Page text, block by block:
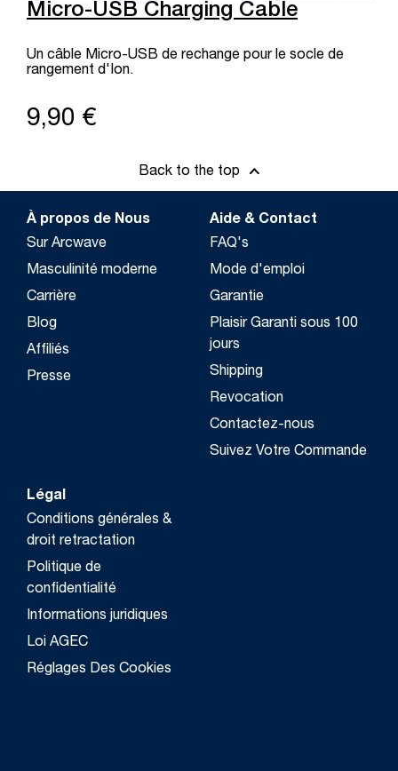
Micro-USB Charging Cable
Un câble Micro-USB de rechange pour le socle de
rangement d'Ion.
9,90 €
Back to the top
À propos de Nous
Sur Arcwave
Masculinité moderne
Carrière
Blog
Affiliés
Presse
Aide & Contact
FAQ's
Mode d'emploi
Garantie
Plaisir Garanti sous 100
jours
Shipping
Revocation
Contactez-nous
Suivez Votre Commande
Légal
Conditions générales &
droit retractation
Politique de
confidentialité
Informations juridiques
Loi AGEC
Réglages Des Cookies